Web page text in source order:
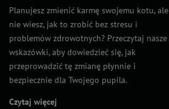
Planujesz zmienić karmę swojemu kotu, ale
nie wiesz, jak to zrobić bez stresu i
problemów zdrowotnych? Przeczytaj nasze
wskazówki, aby dowiedzieć się, jak
przeprowadzić tę zmianę płynnie i
bezpiecznie dla Twojego pupila.
Czytaj więcej